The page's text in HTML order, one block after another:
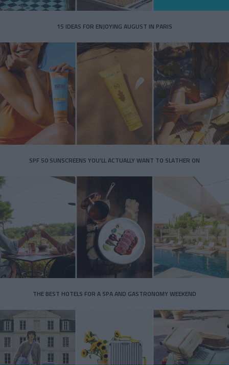
15 IDEAS FOR ENJOYING AUGUST IN PARIS
SPF 50 SUNSCREENS YOU'LL ACTUALLY WANT TO SLATHER ON
THE BEST HOTELS FOR A SPA AND GASTRONOMY WEEKEND